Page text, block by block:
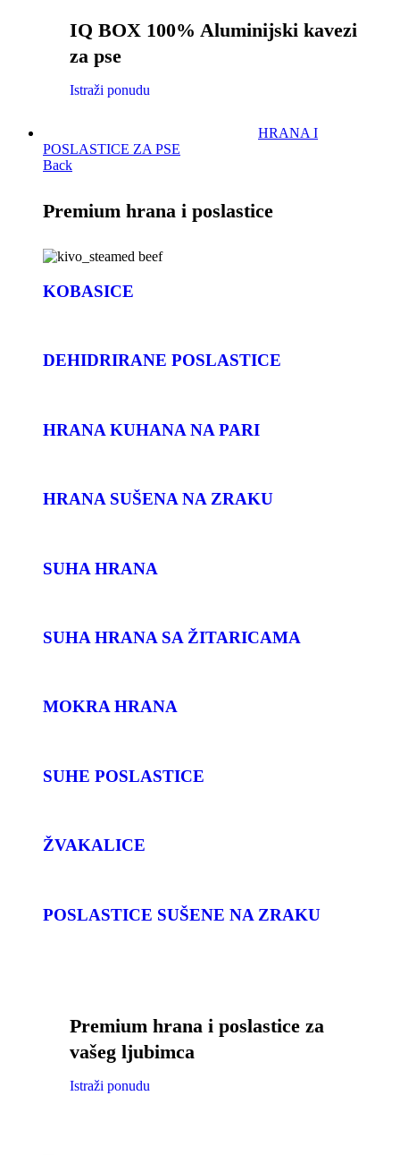
IQ BOX 100% Aluminijski kavezi
za pse
Istraži ponudu
HRANA I
POSLASTICE ZA PSE
Back
Premium hrana i poslastice
KOBASICE
DEHIDRIRANE POSLASTICE
HRANA KUHANA NA PARI
HRANA SUŠENA NA ZRAKU
SUHA HRANA
SUHA HRANA SA ŽITARICAMA
MOKRA HRANA
SUHE POSLASTICE
ŽVAKALICE
POSLASTICE SUŠENE NA ZRAKU
Premium hrana i poslastice za
vašeg ljubimca
Istraži ponudu